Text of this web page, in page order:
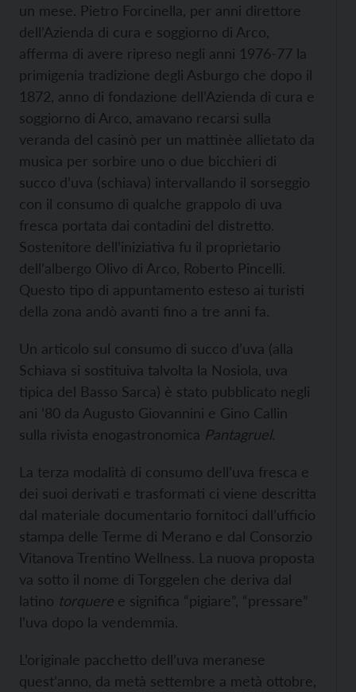
un mese. Pietro Forcinella, per anni direttore
dell’Azienda di cura e soggiorno di Arco,
afferma di avere ripreso negli anni 1976-77 la
primigenia tradizione degli Asburgo che dopo il
1872, anno di fondazione dell’Azienda di cura e
soggiorno di Arco, amavano recarsi sulla
veranda del casinò per un mattinèe allietato da
musica per sorbire uno o due bicchieri di
succo d’uva (schiava) intervallando il sorseggio
con il consumo di qualche grappolo di uva
fresca portata dai contadini del distretto.
Sostenitore dell’iniziativa fu il proprietario
dell’albergo Olivo di Arco, Roberto Pincelli.
Questo tipo di appuntamento esteso ai turisti
della zona andò avanti fino a tre anni fa.
Un articolo sul consumo di succo d’uva (alla
Schiava si sostituiva talvolta la Nosiola, uva
tipica del Basso Sarca) è stato pubblicato negli
ani ’80 da Augusto Giovannini e Gino Callin
sulla rivista enogastronomica Pantagruel.
La terza modalità di consumo dell’uva fresca e
dei suoi derivati e trasformati ci viene descritta
dal materiale documentario fornitoci dall’ufficio
stampa delle Terme di Merano e dal Consorzio
Vitanova Trentino Wellness. La nuova proposta
va sotto il nome di Torggelen che deriva dal
latino torquere e significa “pigiare”, “pressare”
l’uva dopo la vendemmia.
L’originale pacchetto dell’uva meranese
quest’anno, da metà settembre a metà ottobre,